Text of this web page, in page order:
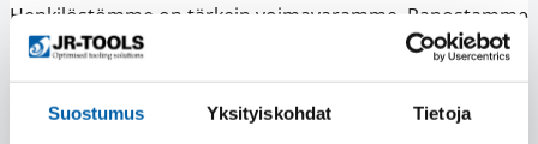
Suostumus Yksityiskohdat Tietoja
Henkilöstömme on tärkein voimavaramme. Panostamme
työhyvinvointiin, osaamisen kehittämiseen ja avoimeen
toimintakulttuuriin, jossa jokainen pääsee kehittämään
omaa työtään. Henkilöstö- ja asiakastyytyväisyyttä